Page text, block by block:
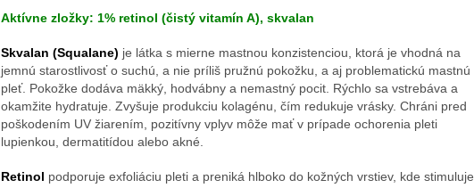
Aktívne zložky: 1% retinol (čistý vitamín A), skvalan
Skvalan (Squalane) je látka s mierne mastnou konzistenciou, ktorá je vhodná na
jemnú starostlivosť o suchú, a nie príliš pružnú pokožku, a aj problematickú mastnú
pleť. Pokožke dodáva mäkký, hodvábny a nemastný pocit. Rýchlo sa vstrebáva a
okamžite hydratuje. Zvyšuje produkciu kolagénu, čím redukuje vrásky. Chráni pred
poškodením UV žiarením, pozitívny vplyv môže mať v prípade ochorenia pleti
lupienkou, dermatitídou alebo akné.
Retinol podporuje exfoliáciu pleti a preniká hlboko do kožných vrstiev, kde stimuluje